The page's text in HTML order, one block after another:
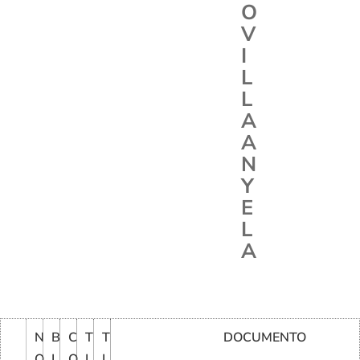
O
V
I
L
L
A
A
N
Y
E
L
A
N B C T T
DOCUMENTO